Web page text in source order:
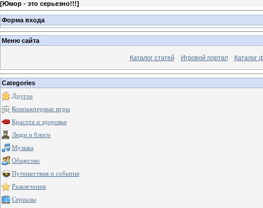
[Юмор - это серьезно!!!]
Форма входа
Меню сайта
Каталог статей Игровой портал Каталог
Categories
Другое
Компьютерные игры
Красота и здоровье
Люди и блоги
Музыка
Общество
Путешествия и события
Развлечения
Сериалы